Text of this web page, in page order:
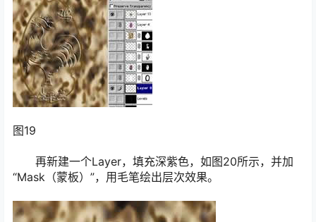
图19
再新建一个Layer，填充深紫色，如图20所示，并加
“Mask（蒙板）”，用毛笔绘出层次效果。